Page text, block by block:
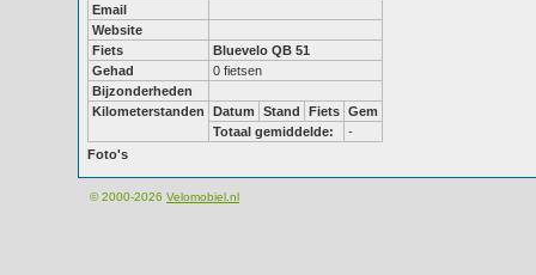
Email
Website
Fiets
Bluevelo QB 51
Gehad
0 fietsen
Bijzonderheden
Kilometerstanden
Datum Stand Fiets Gem
Totaal gemiddelde:
-
Foto's
© 2000-2026 Velomobiel.nl